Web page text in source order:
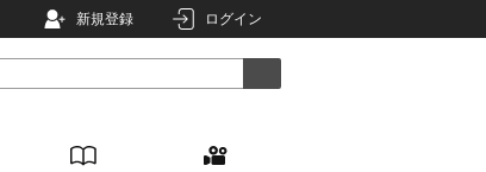
新規登録 ログイン